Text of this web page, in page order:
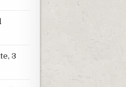
3